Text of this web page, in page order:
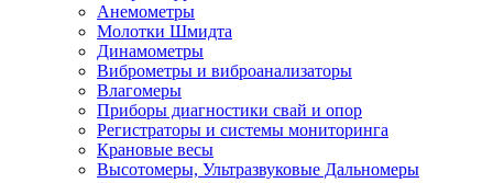
Анемометры
Молотки Шмидта
Динамометры
Виброметры и виброанализаторы
Влагомеры
Приборы диагностики свай и опор
Регистраторы и системы мониторинга
Крановые весы
Высотомеры, Ультразвуковые Дальномеры